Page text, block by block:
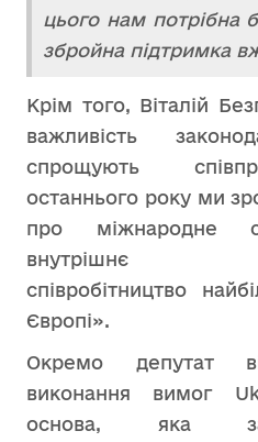
цього нам потрібна
збройна підтримка
Крім того, Віталій
важливість
спрощують
останнього року ми
про міжнародне
внутрішнє
співробітництво
Європі».
Окремо депутат
виконання вимог
основа, яка